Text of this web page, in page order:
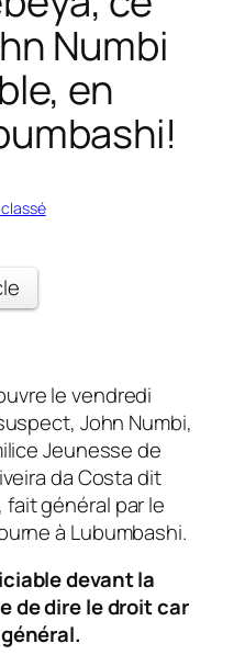
Numbi
en
le vendredi
John Numbi,
Jeunesse de
da Costa dit
fait général par le
à Lubumbashi.
devant la
de dire le droit car